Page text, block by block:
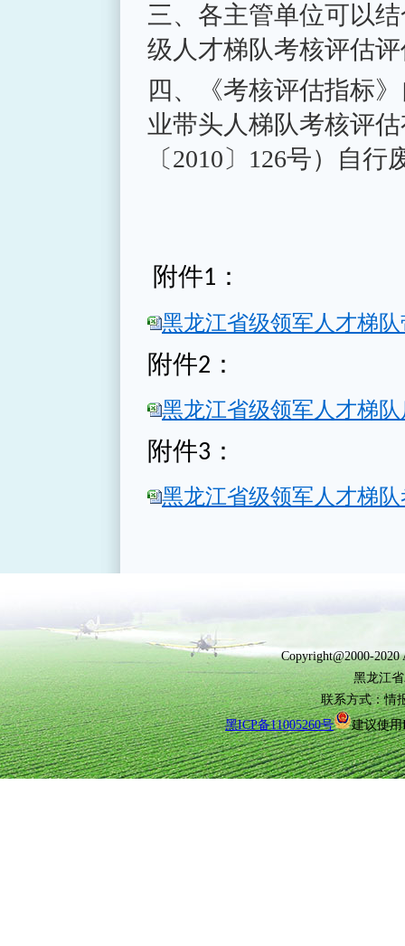
三、各主管单位可以
级人才梯队考核评估
四、《考核评估指标
业带头人梯队考核评
〔2010〕126号）自行
附件1：
黑龙江省级领军人才梯
附件2：
黑龙江省级领军人才梯
附件3：
黑龙江省级领军人才梯
Copyright@2000-
黑龙江
联系方式：情
黑ICP备11005260号
建议使用